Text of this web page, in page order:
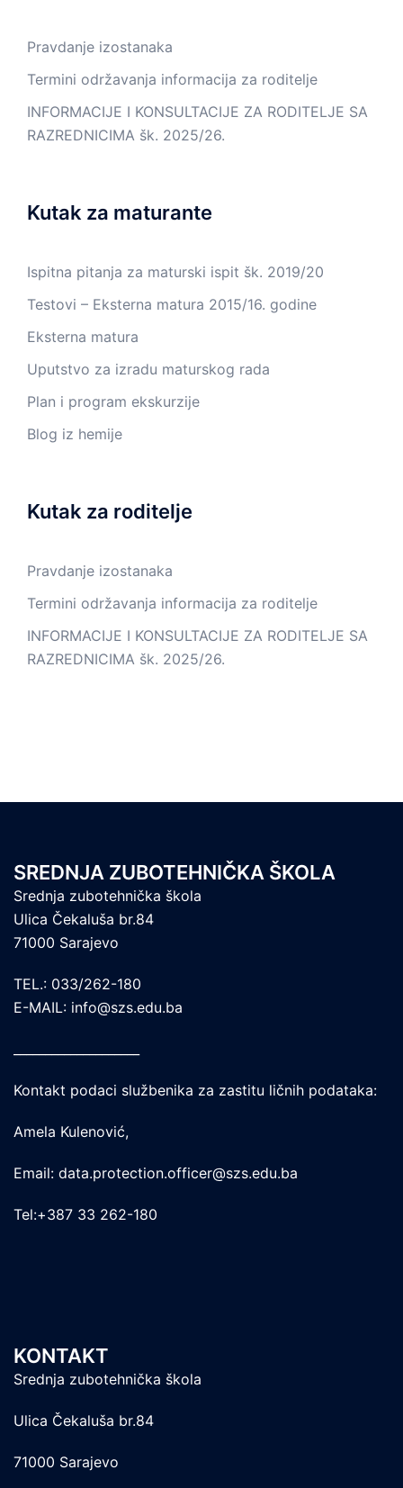
Pravdanje izostanaka
Termini održavanja informacija za roditelje
INFORMACIJE I KONSULTACIJE ZA RODITELJE SA
RAZREDNICIMA šk. 2025/26.
Kutak za maturante
Ispitna pitanja za maturski ispit šk. 2019/20
Testovi – Eksterna matura 2015/16. godine
Eksterna matura
Uputstvo za izradu maturskog rada
Plan i program ekskurzije
Blog iz hemije
Kutak za roditelje
Pravdanje izostanaka
Termini održavanja informacija za roditelje
INFORMACIJE I KONSULTACIJE ZA RODITELJE SA
RAZREDNICIMA šk. 2025/26.
SREDNJA ZUBOTEHNIČKA ŠKOLA
Srednja zubotehnička škola
Ulica Čekaluša br.84
71000 Sarajevo
TEL.: 033/262-180
E-MAIL: info@szs.edu.ba
Kontakt podaci službenika za zastitu ličnih podataka:
Amela Kulenović,
Email: data.protection.officer@szs.edu.ba
Tel:+387 33 262-180
KONTAKT
Srednja zubotehnička škola
Ulica Čekaluša br.84
71000 Sarajevo